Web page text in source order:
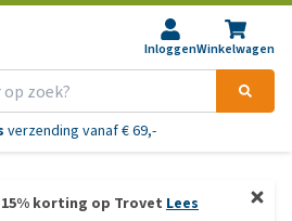
InloggenWinkelwagen
verzending vanaf € 69,-
korting op Trovet Lees